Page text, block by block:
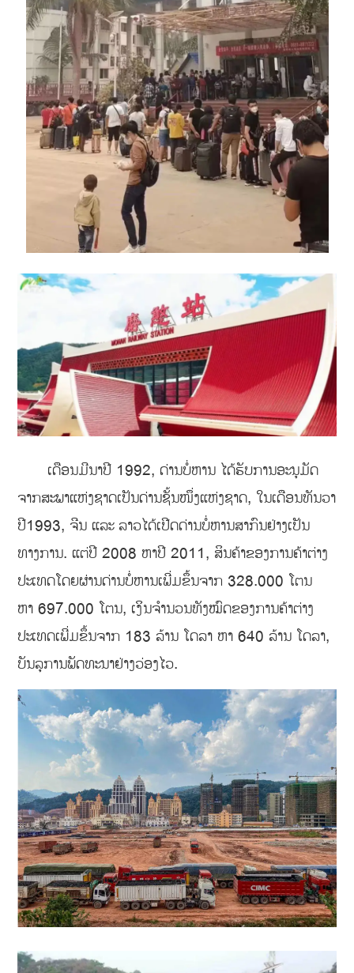
ເດືອນມີນາປີ 1992, ດ່ານບໍ່ຫານ ໄດ້ຮັບການອະນຸມັດ
ຈາກສະພາແຫ່ງຊາດເປັນດ່ານຊັ້ນໜຶ່ງແຫ່ງຊາດ, ໃນເດືອນທັນວາ
ປີ1993, ຈີນ ແລະ ລາວໄດ້ເປີດດ່ານບໍ່ຫານສາກົນຢ່າງເປັນ
ທາງການ. ແຕ່ປີ 2008 ຫາປີ 2011, ສິນຄ້າຂອງການຄ້າຕ່າງ
ປະເທດໂດຍຜ່ານດ່ານບໍ່ຫານເພີ່ມຂຶ້ນຈາກ 328.000 ໂຕນ
ຫາ 697.000 ໂຕນ, ເງິນຈຳນວນທັງໝົດຂອງການຄ້າຕ່າງ
ປະເທດເພີ່ມຂຶ້ນຈາກ 183 ລ້ານ ໂດລາ ຫາ 640 ລ້ານ ໂດລາ,
ບັນລຸການພັດທະນາຢ່າງວ່ອງໄວ.